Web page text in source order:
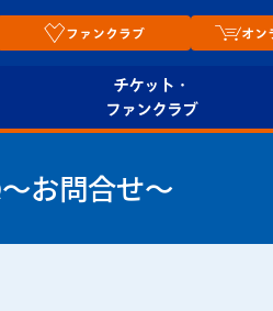
ファンクラブ オン
チケット・
ファンクラブ
〜お問合せ〜